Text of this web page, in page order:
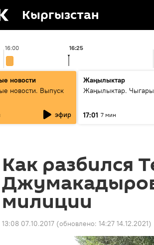
Кыргызстан
16:00 16:25
новости
новости. Выпуск
эфир
Жаңылыктар
Жаңылыктар.
17:01 7 мин
Как разбился
милиции
13:08 07.10.2017 (обновлено: 14:27 14.12.2021)